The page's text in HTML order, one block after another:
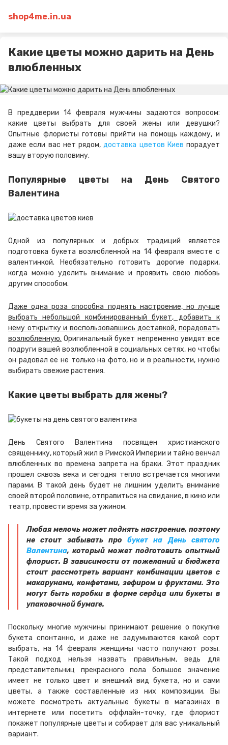
shop4me.in.ua
Какие цветы можно дарить на День
влюбленных
В преддверии 14 февраля мужчины задаются вопросом:
какие цветы выбрать для своей жены или девушки?
Опытные флористы готовы прийти на помощь каждому, и
даже если вас нет рядом,доставка цветов Киев порадует
вашу вторую половину.
Популярные цветы на День Святого
Валентина
Одной из популярных и добрых традиций является
подготовка букета возлюбленной на 14 февраля вместе с
валентинкой. Необязательно готовить дорогие подарки,
когда можно уделить внимание и проявить свою любовь
другим способом.
Даже одна роза способна поднять настроение, но лучше
выбрать небольшой комбинированный букет, добавить к
нему открытку и воспользовавшись доставкой, порадовать
возлюбленную. Оригинальный букет непременно увидят все
подруги вашей возлюбленной в социальных сетях, но чтобы
он радовал ее не только на фото, но и в реальности, нужно
выбирать свежие растения.
Какие цветы выбрать для жены?
День Святого Валентина посвящен христианского
священнику, который жил в Римской Империи и тайно венчал
влюбленных во времена запрета на браки. Этот праздник
прошел сквозь века и сегодня тепло встречается многими
парами. В такой день будет не лишним уделить внимание
своей второй половине, отправиться на свидание, в кино или
театр, провести время за ужином.
Любая мелочь может поднять настроение, поэтому
не стоит забывать пробукет на День святого
Валентина, который может подготовить опытный
флорист. В зависимости от пожеланий и бюджета
стоит рассмотреть вариант комбинации цветов с
макарунами, конфетами, зефиром и фруктами. Это
могут быть коробки в форме сердца или букеты в
упаковочной бумаге.
Поскольку многие мужчины принимают решение о покупке
букета спонтанно, и даже не задумываются какой сорт
выбрать, на 14 февраля женщины часто получают розы.
Такой подход нельзя назвать правильным, ведь для
представительниц прекрасного пола большое значение
имеет не только цвет и внешний вид букета, но и сами
цветы, а также составленные из них композиции. Вы
можете посмотреть актуальные букеты в магазинах в
интернете или посетить оффлайн-точку, где флорист
покажет популярные цветы и собирает для вас уникальный
вариант.